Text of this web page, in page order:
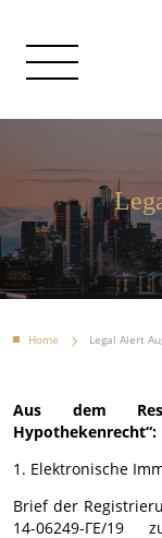
Home Legal Alert
Aus dem
Hypothekenrecht“:
1. Elektronische
Brief der
14-06249-ГЕ/